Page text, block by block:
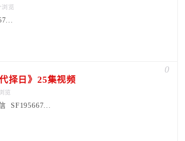
浏览
0
择日》25集视频
览
SF195667...